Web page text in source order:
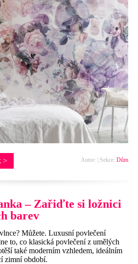
> Autor: | Sekce: Dům
– Zařiďte si ložnici
barev
Můžete. Luxusní povlečení
to, co klasická povlečení z umělých
také moderním vzhledem, ideálním
zimní období.